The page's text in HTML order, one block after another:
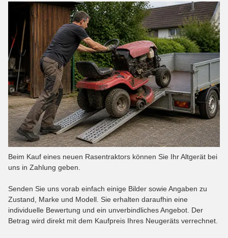
Beim Kauf eines neuen Rasentraktors können Sie Ihr Altgerät bei
uns in Zahlung geben.
Senden Sie uns vorab einfach einige Bilder sowie Angaben zu
Zustand, Marke und Modell. Sie erhalten daraufhin eine
individuelle Bewertung und ein unverbindliches Angebot. Der
Betrag wird direkt mit dem Kaufpreis Ihres Neugeräts verrechnet.